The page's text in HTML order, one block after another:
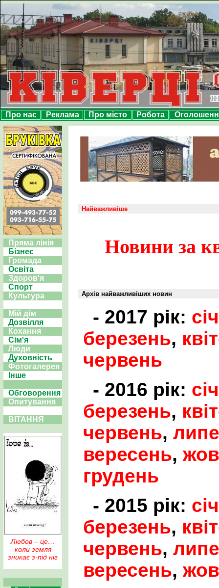
Про нас Реклама Про місто Робота
Пряма лінія
Бізнес
Громада
Освіта
Здоров'я
Спорт
Культура
Мій дім
Дозвілля
Кохання
Сім'я
Люди
Духовність
Фотогалерея
Інше
Обговорення
Опитування
ВІТАННЯ
Любов – це…
коли земля
зникає з-під ніг
Найважливіше
Новини за
Архів найважливіших новин
- 2017 рік:
березень,
червень
- 2016 рік:
березень,
червень,
вересень,
грудень
- 2015 рік:
березень,
червень,
вересень,